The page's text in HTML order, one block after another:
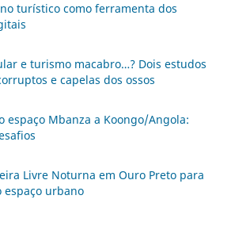
turístico como ferramenta dos
e turismo macabro…? Dois estudos
e capelas dos ossos
espaço Mbanza a Koongo/Angola:
Livre Noturna em Ouro Preto para
espaço urbano